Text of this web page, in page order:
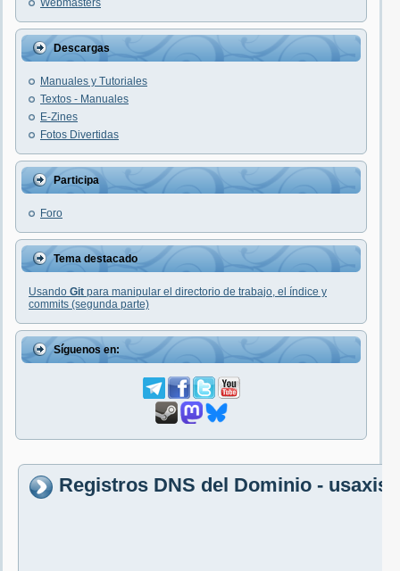
Webmasters
Descargas
Manuales y Tutoriales
Textos - Manuales
E-Zines
Fotos Divertidas
Participa
Foro
Tema destacado
Usando Git para manipular el directorio de trabajo, el índice y
commits (segunda parte)
Síguenos en:
Registros DNS del Dominio -